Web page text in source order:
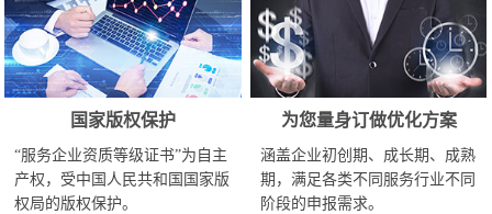
国家版权保护
“服务企业资质等级证书”为自主
产权，受中国人民共和国国家版
权局的版权保护。
为您量身订做优化方案
涵盖企业初创期、成长期、成熟
期，满足各类不同服务行业不同
阶段的申报需求。